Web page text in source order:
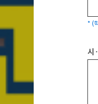
* (
시 ·